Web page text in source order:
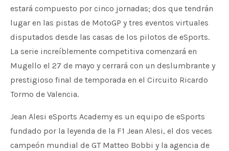
estará compuesto por cinco jornadas; dos que tendrán
lugar en las pistas de MotoGP y tres eventos virtuales
disputados desde las casas de los pilotos de eSports.
La serie increíblemente competitiva comenzará en
Mugello el 27 de mayo y cerrará con un deslumbrante y
prestigioso final de temporada en el Circuito Ricardo
Tormo de Valencia.
Jean Alesi eSports Academy es un equipo de eSports
fundado por la leyenda de la F1 Jean Alesi, el dos veces
campeón mundial de GT Matteo Bobbi y la agencia de